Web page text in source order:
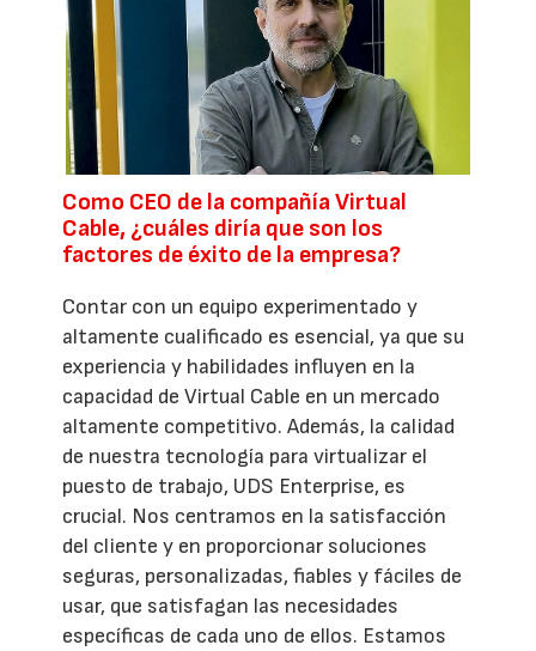
Como CEO de la compañía Virtual
Cable, ¿cuáles diría que son los
factores de éxito de la empresa?
Contar con un equipo experimentado y
altamente cualificado es esencial, ya que su
experiencia y habilidades influyen en la
capacidad de Virtual Cable en un mercado
altamente competitivo. Además, la calidad
de nuestra tecnología para virtualizar el
puesto de trabajo, UDS Enterprise, es
crucial. Nos centramos en la satisfacción
del cliente y en proporcionar soluciones
seguras, personalizadas, fiables y fáciles de
usar, que satisfagan las necesidades
específicas de cada uno de ellos. Estamos